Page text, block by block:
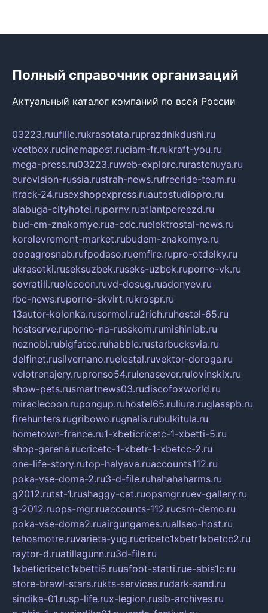
Полный справочник организаций
Актуальный каталог компаний по всей России
03223.ruufille.rukrasotata.ruprazdnikdushi.ru
veetbox.rucinemapost.ruciam-fr.rukraft-you.ru
mega-press.ru03223.ruweb-explore.rurastenuya.ru
eurovision-russia.rustrah-news.rufreeride-team.ru
itrack-24.rusexshopexpress.ruautostudiopro.ru
alabuga-cityhotel.rupornv.ruatlantpereezd.ru
bud-em-znakomye.rua-cdc.ruelektrostal-news.ru
korolevremont-market.rubudem-znakomye.ru
oooagrosnab.rufpodaso.ruemfire.rupro-otdelky.ru
ukrasotki.ruseksuzbek.ruseks-uzbek.ruporno-vk.ru
sovratili.ruolecoon.ruvd-dosug.ruadonyev.ru
rbc-news.ruporno-skvirt.rukrospr.ru
13autor-kolonka.rusormol.ru2rich.ruhostel-65.ru
hostserve.ruporno-na-russkom.rumishinlab.ru
neznobi.rubigfatcc.ruhabble.rustarbucksvia.ru
delfinet.rusilvernano.ruelestal.ruvektor-doroga.ru
velotrenajery.rupronso54.rulenasever.rulovinskix.ru
show-pets.rusmartnews03.rudiscofoxworld.ru
miraclecoon.rupongup.ruhostel65.ruliura.ruglasspb.ru
firehunters.rugribowo.rugnalis.rubulkitula.ru
hometown-france.ru1-xbeticricetc-1-xbetti-5.ru
shop-garena.rucricetc-1-xbetr-1-xbetcc-2.ru
one-life-story.rutop-halyava.ruaccounts112.ru
poka-vse-doma-2.ru3-d-file.ruhahahaharms.ru
g2012.rutst-1.rushaggy-cat.ruopsmgr.ruev-gallery.ru
g-2012.ruops-mgr.ruaccounts-112.rucsm-demo.ru
poka-vse-doma2.ruairgungames.ruallseo-host.ru
tehosmotre.ruvarieta-yug.rucricetc1xbetr1xbetcc2.ru
raytor-d.ruatillagunn.ru3d-file.ru
1xbeticricetc1xbetti5.ruuafoot-statti.rue-abis1c.ru
store-brawl-stars.rukts-services.rudark-sand.ru
sindika-01.rusp-life.rux-legion.rusib-archives.ru